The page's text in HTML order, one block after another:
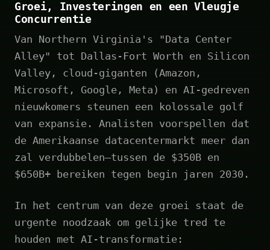
Groei, Investeringen en een Vleugje
Concurrentie
Van Northern Virginia's "Data Center
Alley" tot Dallas-Fort Worth en Silicon
Valley, cloud-giganten (Amazon,
Microsoft, Google, Meta) en AI-gedreven
nieuwkomers steunen een kolossale golf
van expansie. Analisten voorspellen dat
de Amerikaanse datacentermarkt meer dan
zal verdubbelen—tussen de $350B en
$650B+ bereiken tegen begin jaren 2030.
In het centrum van deze groei staat de
urgente noodzaak om gelijke tred te
houden met AI-transformatie: